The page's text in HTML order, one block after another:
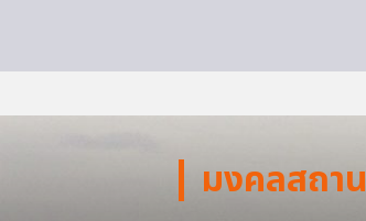
มงคลสถาน